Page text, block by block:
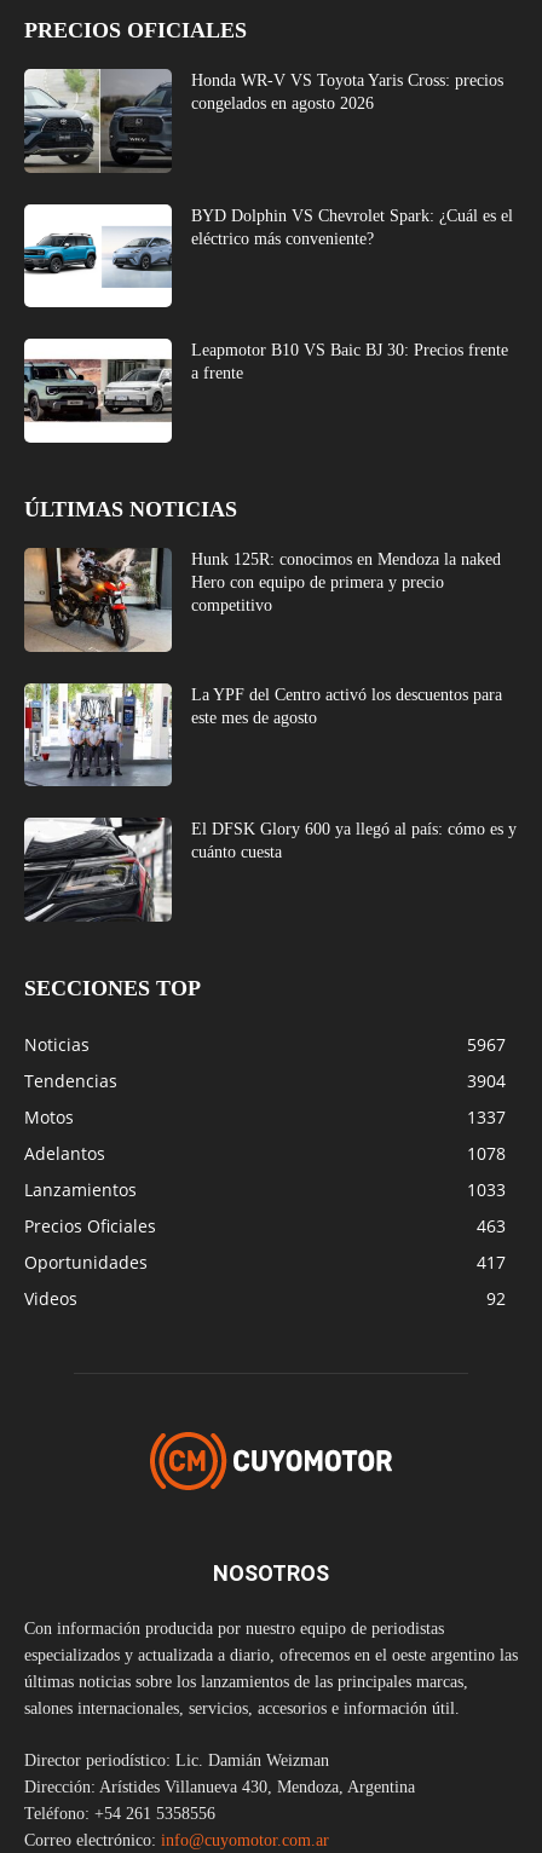
PRECIOS OFICIALES
Honda WR-V VS Toyota Yaris Cross: precios
congelados en agosto 2026
BYD Dolphin VS Chevrolet Spark: ¿Cuál es el
eléctrico más conveniente?
Leapmotor B10 VS Baic BJ 30: Precios frente
a frente
ÚLTIMAS NOTICIAS
Hunk 125R: conocimos en Mendoza la naked
Hero con equipo de primera y precio
competitivo
La YPF del Centro activó los descuentos para
este mes de agosto
El DFSK Glory 600 ya llegó al país: cómo es y
cuánto cuesta
SECCIONES TOP
Noticias
5967
Tendencias
3904
Motos
1337
Adelantos
1078
Lanzamientos
1033
Precios Oficiales
463
Oportunidades
417
Videos
92
NOSOTROS
Con información producida por nuestro equipo de periodistas
especializados y actualizada a diario, ofrecemos en el oeste argentino las
últimas noticias sobre los lanzamientos de las principales marcas,
salones internacionales, servicios, accesorios e información útil.
Director periodístico: Lic. Damián Weizman
Dirección: Arístides Villanueva 430, Mendoza, Argentina
Teléfono: +54 261 5358556
Correo electrónico: info@cuyomotor.com.ar